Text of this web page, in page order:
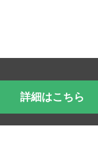
詳細はこちら